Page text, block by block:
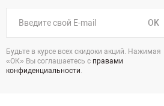
OK
Будьте в курсе всех скидоки акций. Нажимая
«ОК» Вы соглашаетесь с правами
конфиденциальности.